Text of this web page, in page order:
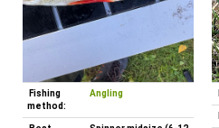
Fishing
method:
Angling